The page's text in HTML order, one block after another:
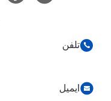
تلفن
ایمیل